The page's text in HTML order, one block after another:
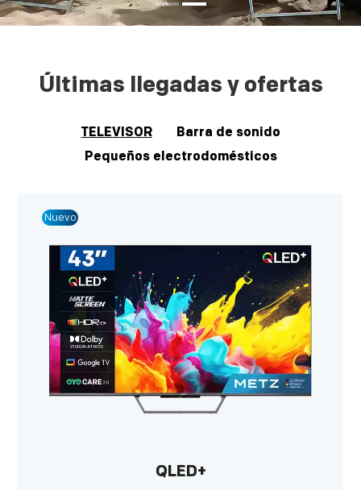
Últimas llegadas y ofertas
TELEVISOR
Barra de sonido
Pequeños electrodomésticos
Nuevo
QLED+